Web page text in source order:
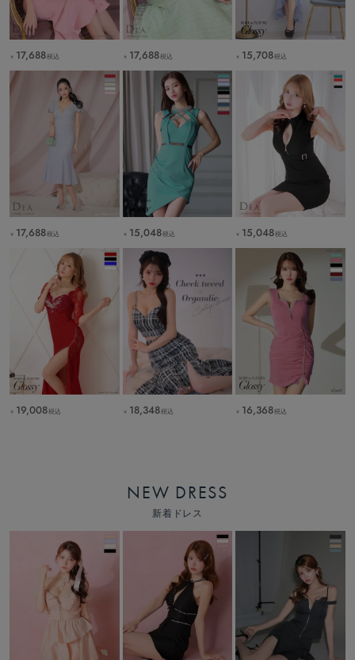
￥ 17,688税込 ￥ 17,688税込 ￥ 15,708税込
￥ 17,688税込 ￥ 15,048税込 ￥ 15,048税込
￥ 19,008税込 ￥ 18,348税込 ￥ 16,368税込
NEW DRESS
新着ドレス